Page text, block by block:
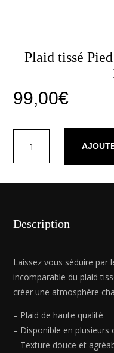
Plaid tissé
99,00€
Plaid
poule
Bleu
130
x
170
Description
Laissez vous séduire
incomparable du plaid
créer une atmosphère
– Plaid de haute qualité
– Disponible en plusieurs
– Texture douce et